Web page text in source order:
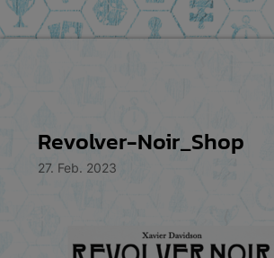
Revolver-Noir_Shop
27. Feb. 2023